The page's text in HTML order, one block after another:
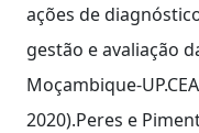
ações de
gestão e avaliação
Moçambique-
2020).Peres e